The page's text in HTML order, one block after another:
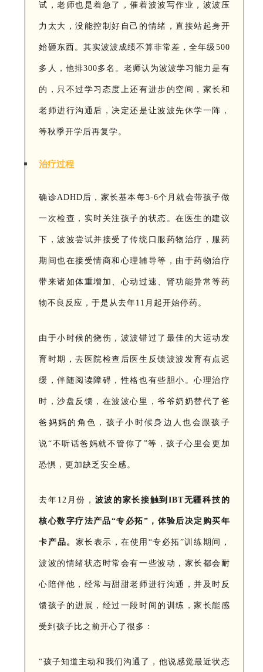
试，老师也是着急了，催着波波写作业，波波压
力太大，没能控制好自己的情绪，直接站起身开
始砸东西。其实波波成绩不算非常差，全年级500
多人，他排300多名。老师认为波波学习能力是有
的，只不过学习态度上还有进步的空间，家长和
老师进行沟通后，决定还是让波波先休学一阵，
等秋季开学后再复学。
治疗过程
确诊ADHD后，家长基本每3-6个月就会带孩子做
一次检查，实时关注孩子的状态。在医生的建议
下，波波尝试并接受了传统口服药物治疗，服药
期间也在接受情商和心理辅导等，由于药物治疗
带来诸如体重增加、心动过速、肾功能异常等药
物不良反应，于是从去年11月起开始停药。
由于小时候的烧伤，波波错过了最佳的大运动发
育时期，去医院检查后医生反馈波波发育有点迟
缓，伴随阅读障碍，性格也有些胆小。心理治疗
时，沙盘反馈，在波波心里，爷爷奶奶替代了爸
爸妈妈的角色，孩子小时候身边人也会跟孩子
说“不听话爸妈就不管你了”等，孩子心里会更加
恐惧，更加缺乏安全感。
去年12月份， 波波的家长接触到IBT无疆科技的
核心数字疗法产品“专必拓”，体验后决定购买年
卡产品。 家长表示，在使用“专必拓”训练期间，
波波的情绪状态时常会有一些波动，家长都会耐
心陪伴他，经常与甜甜老师进行沟通，并及时反
馈孩子的进展，经过一段时间的训练，家长能感
受到孩子比之前开心了很多：
“孩子知道主动和我们沟通了，他说感觉最近状态